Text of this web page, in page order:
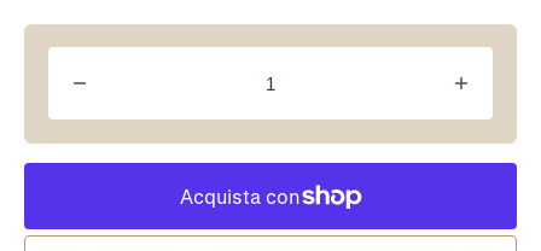
vendita listino
quantità
per
Pol
quantità
per
Pol